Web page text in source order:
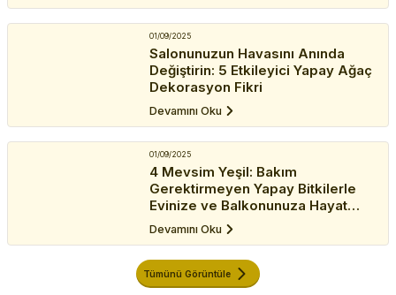
01/09/2025
Salonunuzun Havasını Anında
Değiştirin: 5 Etkileyici Yapay Ağaç
Dekorasyon Fikri
Devamını Oku
01/09/2025
4 Mevsim Yeşil: Bakım
Gerektirmeyen Yapay Bitkilerle
Evinize ve Balkonunuza Hayat
Katın
Devamını Oku
Tümünü Görüntüle